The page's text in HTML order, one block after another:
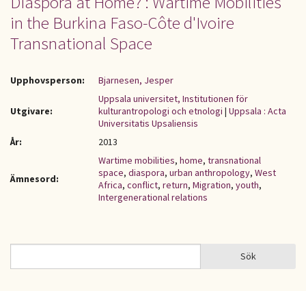
in the Burkina Faso-Côte d'Ivoire
Transnational Space
Upphovsperson: Bjarnesen, Jesper
Utgivare:
Uppsala universitet, Institutionen för
kulturantropologi och etnologi | Uppsala : Acta
Universitatis Upsaliensis
År:
2013
Ämnesord:
Wartime mobilities, home, transnational
space, diaspora, urban anthropology, West
Africa, conflict, return, Migration, youth,
Intergenerational relations
SÖKFORMULÄR Sök